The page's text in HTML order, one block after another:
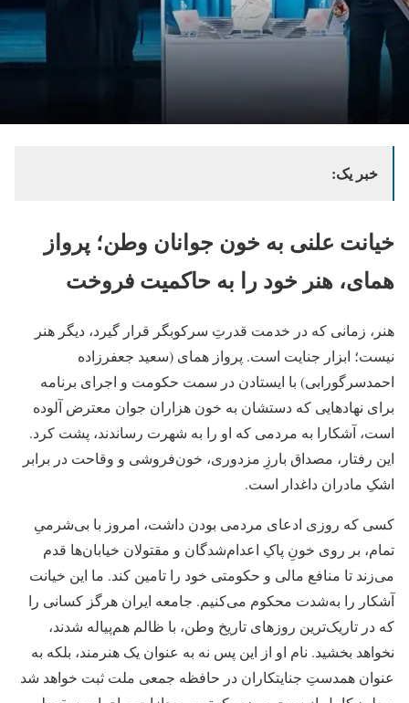
خبر یک:
خیانت علنی به خون جوانان وطن؛ پرواز
همای، هنر خود را به حاکمیت فروخت
هنر، زمانی که در خدمت قدرتِ سرکوبگر قرار گیرد، دیگر هنر
نیست؛ ابزار جنایت است. پرواز همای (سعید جعفرزاده
احمدسرگورابی) با ایستادن در سمت حکومت و اجرای برنامه
برای نهادهایی که دستشان به خون هزاران جوان معترض آلوده
است، آشکارا به مردمی که او را به شهرت رساندند، پشت کرد.
این رفتار، مصداق بارزِ مزدوری، خون‌فروشی و وقاحت در برابر
اشکِ مادران داغدار است.
کسی که روزی ادعای مردمی بودن داشت، امروز با بی‌شرمیِ
تمام، بر روی خونِ پاکِ اعدام‌شدگان و مقتولان خیابان‌ها قدم
می‌زند تا منافع مالی و حکومتی خود را تامین کند. ما این خیانت
آشکار را به‌شدت محکوم می‌کنیم. جامعه ایران هرگز کسانی را
که در تاریک‌ترین روزهای تاریخ وطن، با ظالم هم‌پیاله شدند،
نخواهد بخشید. نام او از این پس نه به عنوان یک هنرمند، بلکه به
عنوان همدستِ جنایتکاران در حافظه جمعی ملت ثبت خواهد شد